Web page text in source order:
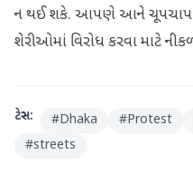
ન થઈ શકે. આપણે આને ચૂપચાપ
શેરીઓમાં વિરોધ કરવા માટે
ટેગ્સ: #Dhaka #Protest
#streets